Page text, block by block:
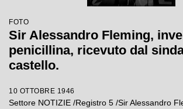
FOTO
Sir Alessandro Fleming,
penicillina, ricevuto dal
castello.
10 OTTOBRE 1946
Settore NOTIZIE /Registro 5 /Sir Alessandro